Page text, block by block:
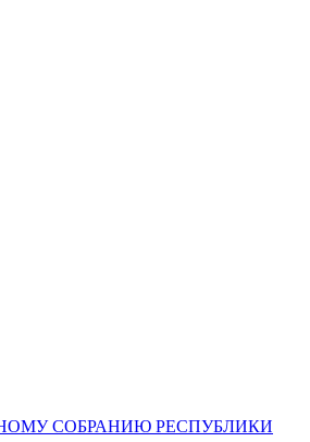
СОБРАНИЮ РЕСПУБЛИКИ